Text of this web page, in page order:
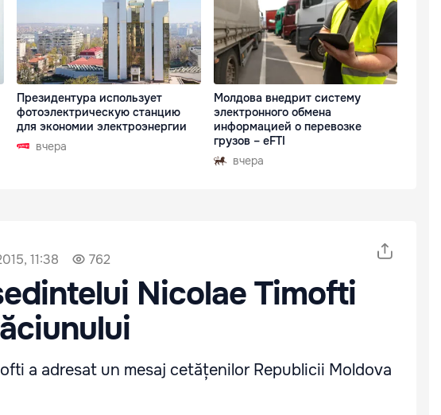
Президентура использует
фотоэлектрическую станцию
для экономии электроэнергии
вчера
Молдова внедрит систему
электронного обмена
информацией о перевозке
грузов – eFTI
вчера
11:38 762
Nicolae Timofti
a adresat un mesaj cetățenilor Republicii Moldova